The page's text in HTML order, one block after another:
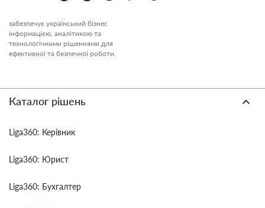
забезпечує український бізнес
інформацією, аналітикою та
технологічними рішеннями для
ефективної та безпечної роботи.
Каталог рішень
Liga360: Керівник
Liga360: Юрист
Liga360: Бухгалтер